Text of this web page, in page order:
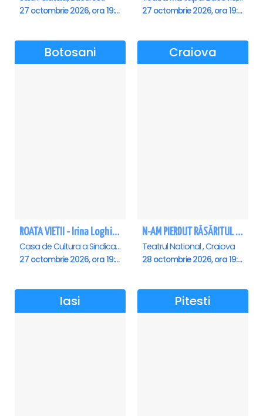
27 octombrie 2026, ora 19:00 27 octombrie 2026, ora 19:00
Botosani
ROATA VIETII - Irina Loghin și Maria Dragomiroiu - Botosani
Casa de Cultura a Sindicatelor "Nicolae Iorga" , Botosani
27 octombrie 2026, ora 19:00
Craiova
N-AM PIERDUT RĂSĂRITUL – AURELIAN TEMISAN LIVE TOUR - Craiova
Teatrul National , Craiova
28 octombrie 2026, ora 19:00
Iasi Pitesti